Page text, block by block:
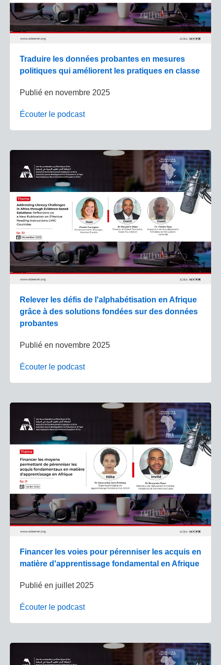
Traduire les données probantes en mesures
politiques qui améliorent les pratiques en classe
Publié en novembre 2025
Écouter le podcast
Relever les défis de l'alphabétisation en Afrique
grâce à des solutions fondées sur des données
probantes
Publié en novembre 2025
Écouter le podcast
Financer les voies pour pérenniser les acquis en
matière d'apprentissage fondamental en Afrique
Publié en juillet 2025
Écouter le podcast